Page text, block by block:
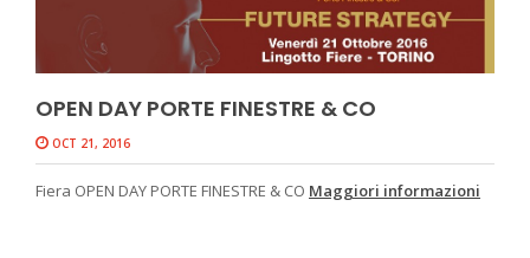
OPEN DAY PORTE FINESTRE & CO
OCT 21, 2016
Fiera OPEN DAY PORTE FINESTRE & CO Maggiori informazioni